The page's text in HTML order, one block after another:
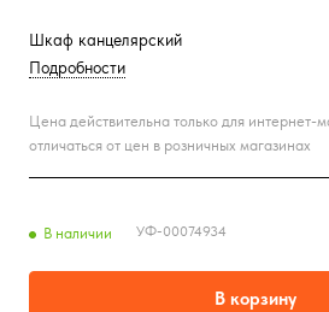
Шкаф канцелярский
Подробности
Цена действительна только для интернет-
отличаться от цен в розничных магазинах
В наличии УФ-00074934
В корзину